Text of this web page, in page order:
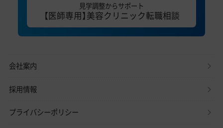
見学調整からサポート
【医師専用】美容クリニック転職相談
会社案内
採用情報
プライバシーポリシー